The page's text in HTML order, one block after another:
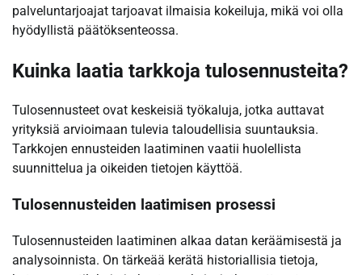
palveluntarjoajat tarjoavat ilmaisia kokeiluja, mikä voi olla
hyödyllistä päätöksenteossa.
Kuinka laatia tarkkoja tulosennusteita?
Tulosennusteet ovat keskeisiä työkaluja, jotka auttavat
yrityksiä arvioimaan tulevia taloudellisia suuntauksia.
Tarkkojen ennusteiden laatiminen vaatii huolellista
suunnittelua ja oikeiden tietojen käyttöä.
Tulosennusteiden laatimisen prosessi
Tulosennusteiden laatiminen alkaa datan keräämisestä ja
analysoinnista. On tärkeää kerätä historiallisia tietoja,